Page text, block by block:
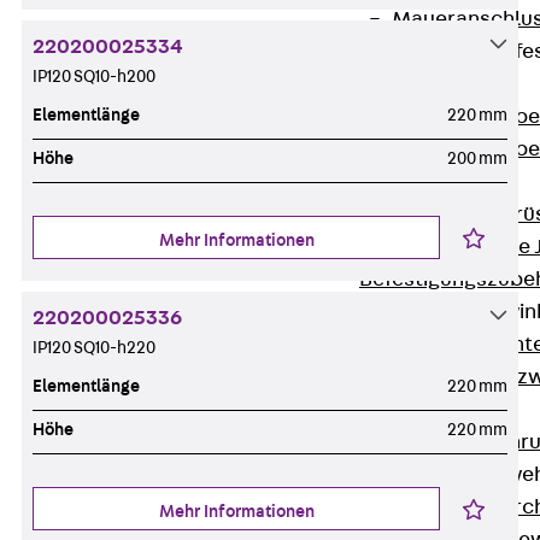
Gerüstschuhe
Zurück
Gerüstschuhe
Bewehrung
Zurück
220200025334
IP120 SQ10-h200
Elementlänge 220 mm
Höhe 200 mm
Mehr Informationen
220200025336
IP120 SQ10-h220
Elementlänge 220 mm
Höhe 220 mm
Mehr Informationen